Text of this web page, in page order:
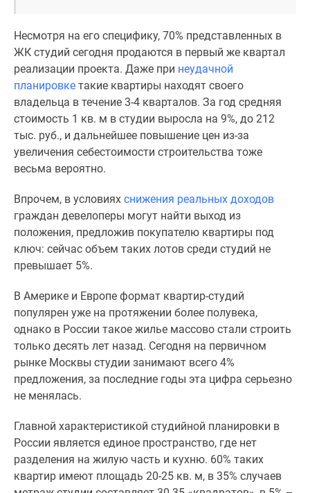
Аналитика
рынка
Покупателю
Экспертиза
новостроек
Эксперты
авторы
проекте
Контакты
Реклама
Дзен
Машино-
места
Апартаменты
#траншевая
ипотека
#рассрочка
ипотека
Квартиры
скидками
Несмотря на его специфику, 70% представленных в
ЖК студий сегодня продаются в первый же квартал
реализации проекта. Даже при неудачной
планировке такие квартиры находят своего
владельца в течение 3-4 кварталов. За год средняя
стоимость 1 кв. м в студии выросла на 9%, до 212
тыс. руб., и дальнейшее повышение цен из-за
увеличения себестоимости строительства тоже
весьма вероятно.
Впрочем, в условиях снижения реальных доходов
граждан девелоперы могут найти выход из
положения, предложив покупателю квартиры под
ключ: сейчас объем таких лотов среди студий не
превышает 5%.
В Америке и Европе формат квартир-студий
популярен уже на протяжении более полувека,
однако в России такое жилье массово стали строить
только десять лет назад. Сегодня на первичном
рынке Москвы студии занимают всего 4%
предложения, за последние годы эта цифра серьезно
не менялась.
Главной характеристикой студийной планировки в
России является единое пространство, где нет
разделения на жилую часть и кухню. 60% таких
квартир имеют площадь 20-25 кв. м, в 35% случаев